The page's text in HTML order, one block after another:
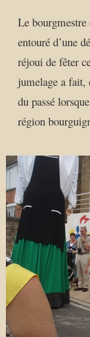
Le
entouré d’une
réjoui de fêter
jumelage a fait,
du passé
région